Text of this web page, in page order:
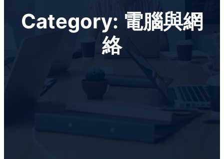
Category: 電腦與網
絡